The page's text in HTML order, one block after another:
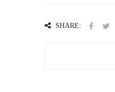
SHARE: